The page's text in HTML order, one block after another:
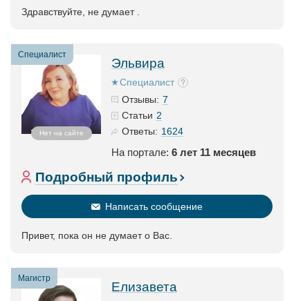
Здравствуйте, не думает .
Специалист
Нет на сайте
Эльвира
Специалист
Отзывы: 7
Статьи 2
Ответы: 1624
На портале: 6 лет 11 месяцев
Подробный профиль
Написать сообщение
Привет, пока он не думает о Вас.
Магистр
Елизавета